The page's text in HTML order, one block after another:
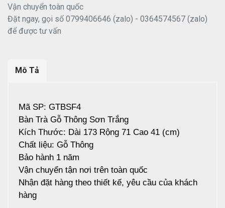
Vận chuyển toàn quốc
Đặt ngay, gọi số 0799406646 (zalo) - 0364574567 (zalo)
để được tư vấn
Mô Tả
Mã SP: GTBSF4
Bàn Trà Gỗ Thông Sơn Trắng
Kích Thước: Dài 173 Rộng 71 Cao 41 (cm)
Chất liệu: Gỗ Thông
Bảo hành 1 năm
Vận chuyển tận nơi trên toàn quốc
Nhận đặt hàng theo thiết kế, yêu cầu của khách
hàng